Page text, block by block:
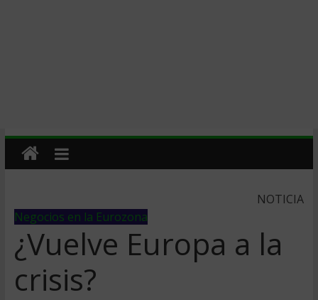
NOTICIA
Negocios en la Eurozona
¿Vuelve Europa a la
crisis?